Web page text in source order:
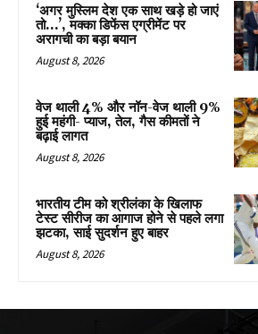
‘अगर मुस्लिम देश एक साथ खड़े हो जाएं
तो…’, मक्का डिफेंस एग्रीमेंट पर
अरागची का बड़ा बयान
August 8, 2026
वेज थाली 4% और नॉन-वेज थाली 9%
हुई महंगी- प्याज, तेल, गैस कीमतों ने
बढ़ाई लागत
August 8, 2026
भारतीय टीम को श्रीलंका के खिलाफ
टेस्ट सीरीज का आगाज होने से पहले लगा
झटका, साई सुदर्शन हुए बाहर
August 8, 2026